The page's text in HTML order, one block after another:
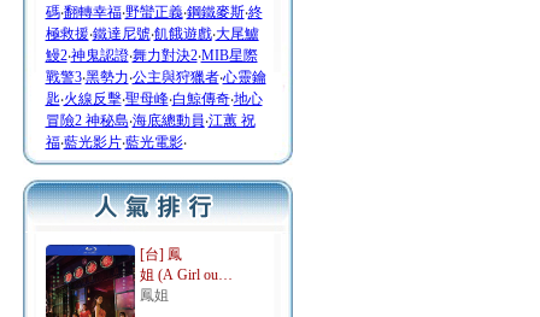
碼‧翻轉幸福‧野蠻正義‧鋼鐵麥斯‧終
極救援‧鐵達尼號‧飢餓遊戲‧大尾鱸
鰻2‧神鬼認證‧舞力對決2‧MIB星際
戰警3‧黑勢力‧公主與狩獵者‧心靈鑰
匙‧火線反擊‧聖母峰‧白鯨傳奇‧地心
冒險2 神秘島‧海底總動員‧江蕙 祝
福‧藍光影片‧藍光電影‧
[台] 鳳
姐 (A Girl ou…
鳳姐